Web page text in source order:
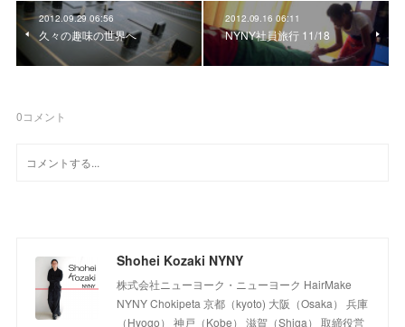
2012.09.29 06:56
久々の趣味の世界へ
2012.09.16 06:11
NYNY社員旅行 11/18
0コメント
Shohei Kozaki NYNY
株式会社ニューヨーク・ニューヨーク HairMake
NYNY Chokipeta 京都（kyoto) 大阪（Osaka） 兵庫
（Hyogo） 神戸（Kobe） 滋賀（Shiga） 取締役営